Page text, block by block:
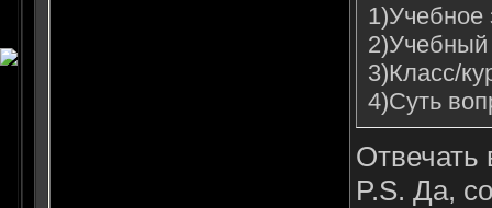
1)Учебное
2)Учебный
3)Класс/
4)Суть
P.S. Да,